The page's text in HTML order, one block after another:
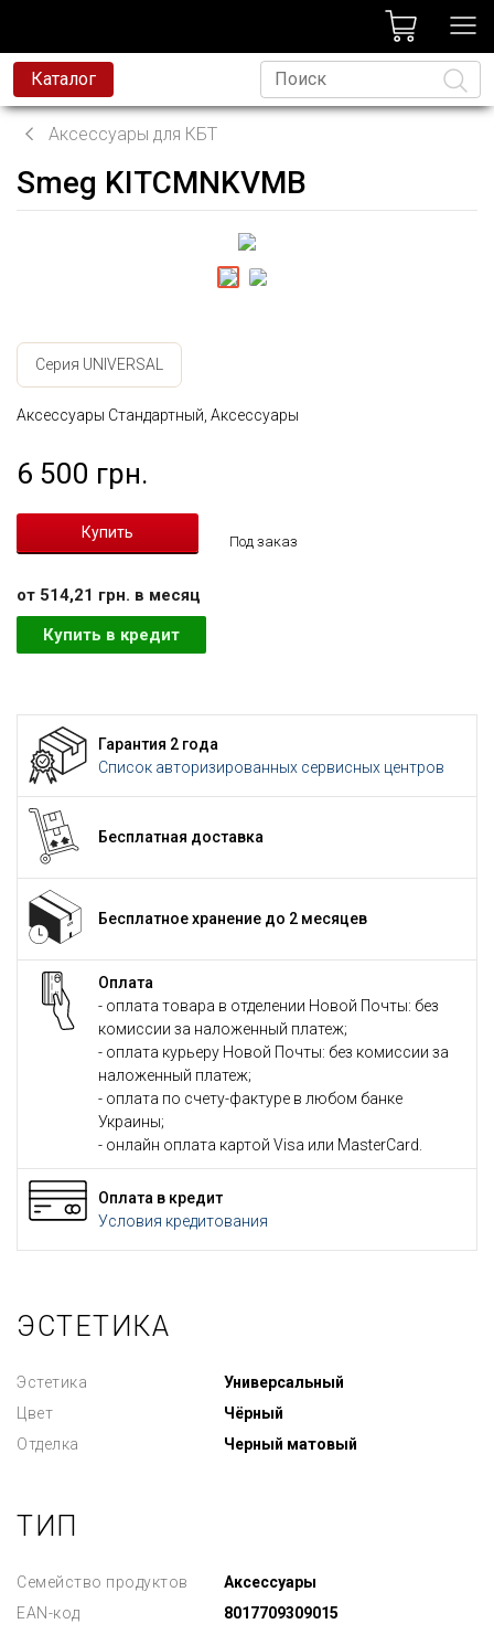
Каталог
Аксессуары для КБТ
Smeg KITCMNKVMB
Серия UNIVERSAL
Аксессуары Стандартный, Аксессуары
6 500 грн.
Под заказ
от 514,21 грн. в месяц
Купить в кредит
Гарантия 2 года
Список авторизированных сервисных центров
Бесплатная доставка
Бесплатное хранение до 2 месяцев
Оплата
- оплата товара в отделении Новой Почты: без
комиссии за наложенный платеж;
- оплата курьеру Новой Почты: без комиссии за
наложенный платеж;
- оплата по счету-фактуре в любом банке
Украины;
- онлайн оплата картой Visa или MasterCard.
Оплата в кредит
Условия кредитования
ЭСТЕТИКА
Эстетика
Универсальный
Цвет
Чёрный
Отделка
Черный матовый
ТИП
Семейство продуктов
Аксессуары
EAN-код
8017709309015